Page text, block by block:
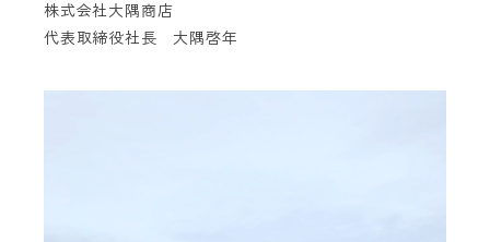
株式会社大隅商店
代表取締役社長 大隅啓年